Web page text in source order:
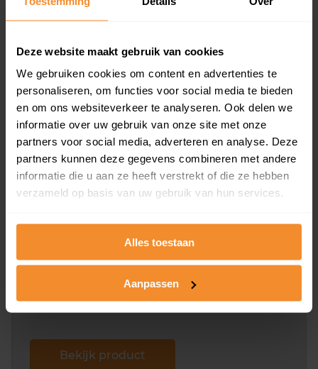
Deze website maakt gebruik van cookies
We gebruiken cookies om content en advertenties te
personaliseren, om functies voor social media te bieden
en om ons websiteverkeer te analyseren. Ook delen we
informatie over uw gebruik van onze site met onze
partners voor social media, adverteren en analyse. Deze
partners kunnen deze gegevens combineren met andere
informatie die u aan ze heeft verstrekt of die ze hebben
verzameld op basis van uw gebruik van hun services.
Alles toestaan
Aanpassen
Bekijk product
Direct leverbaar
Een uitgebreid overzicht van het perceel en
dit inclusief de luchtfoto!
Bekijk product